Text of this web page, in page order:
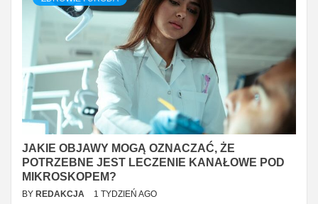
JAKIE OBJAWY MOGĄ OZNACZAĆ, ŻE
POTRZEBNE JEST LECZENIE KANAŁOWE POD
MIKROSKOPEM?
BY REDAKCJA 1 TYDZIEŃ AGO